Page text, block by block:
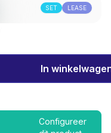
SET LEASE
In
Configureer